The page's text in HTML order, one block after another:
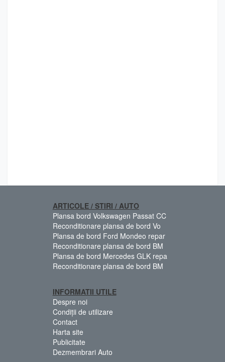
ARTICOLE / STIRI / AUTO
Plansa bord Volkswagen Passat CC
Reconditionare plansa de bord Vo
Plansa de bord Ford Mondeo repar
Reconditionare plansa de bord BM
Plansa de bord Mercedes GLK repa
Reconditionare plansa de bord BM
INFORMATII UTILE
Despre noi
Condiții de utilizare
Contact
Harta site
Publicitate
Dezmembrari Auto